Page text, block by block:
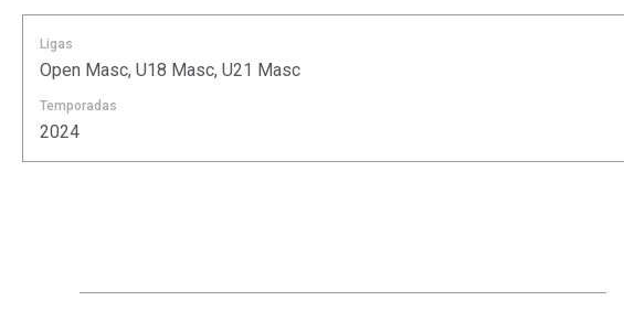
Ligas
Open Masc, U18 Masc, U21 Masc
Temporadas
2024